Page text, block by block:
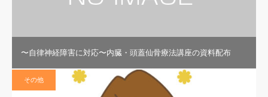
〜自律神経障害に対応〜内臓・頭蓋仙骨療法講座の資料配布
その他